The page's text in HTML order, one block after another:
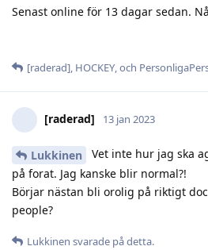
Senast online för 13 dagar sedan.
[raderad], HOCKEY, och
[raderad] 13 jan 2023
Lukkinen
Vet inte hur jag ska
på forat. Jag kanske blir normal?!
Börjar nästan bli orolig på riktigt
people?
Lukkinen svarade på detta.